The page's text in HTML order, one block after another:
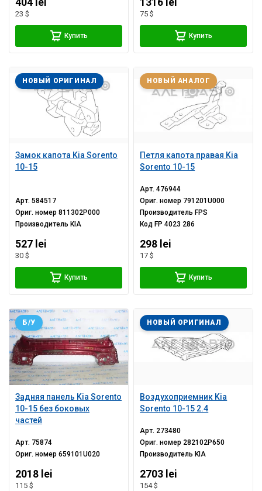
404 lei
23 $
Купить
1316 lei
75 $
Купить
Замок капота Kia Sorento
10-15
НОВЫЙ ОРИГИНАЛ
Арт.584517
Ориг. номер811302P000
Производитель KIA
527 lei
30 $
Купить
Петля капота правая Kia
Sorento 10-15
НОВЫЙ АНАЛОГ
Арт.476944
Ориг. номер 791201U000
Производитель FPS
Код FP 4023 286
298 lei
17 $
Купить
Задняя панель Kia Sorento
10-15 без боковых
частей
Б/У
Арт. 75874
Ориг. номер659101U020
2018 lei
115 $
Воздухоприемник Kia
Sorento 10-15 2.4
НОВЫЙ ОРИГИНАЛ
Арт. 273480
Ориг. номер 282102P650
Производитель KIA
2703 lei
154 $